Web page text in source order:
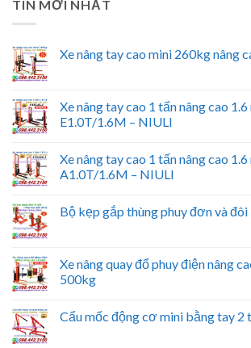
TIN MỚI NHẤT
Xe nâng tay cao mini 260kg nâng
Xe nâng tay cao 1 tấn nâng cao
E1.0T/1.6M – NIULI
Xe nâng tay cao 1 tấn nâng cao
A1.0T/1.6M – NIULI
Bộ kẹp gắp thùng phuy đơn và đôi
Xe nâng quay đổ phuy điện nâng
500kg
Cẩu mốc động cơ mini bằng tay 2